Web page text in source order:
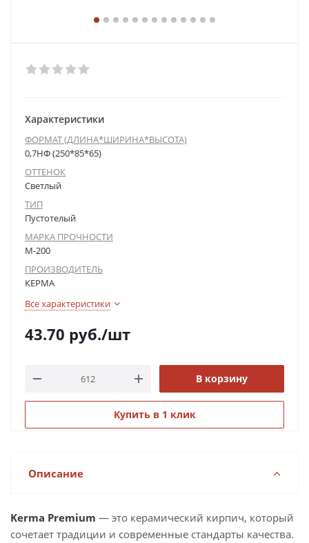
Характеристики
ФОРМАТ (ДЛИНА*ШИРИНА*ВЫСОТА)
0,7НФ (250*85*65)
ОТТЕНОК
Светлый
ТИП
Пустотелый
МАРКА ПРОЧНОСТИ
М-200
ПРОИЗВОДИТЕЛЬ
КЕРМА
Все характеристики
43.70 руб./шт
В корзину
Купить в 1 клик
Описание
Kerma Premium — это керамический кирпич, который
сочетает традиции и современные стандарты качества.